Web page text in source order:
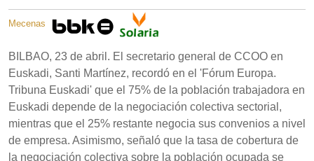
Mecenas
BILBAO, 23 de abril. El secretario general de CCOO en
Euskadi, Santi Martínez, recordó en el 'Fórum Europa.
Tribuna Euskadi' que el 75% de la población trabajadora en
Euskadi depende de la negociación colectiva sectorial,
mientras que el 25% restante negocia sus convenios a nivel
de empresa. Asimismo, señaló que la tasa de cobertura de
la negociación colectiva sobre la población ocupada se